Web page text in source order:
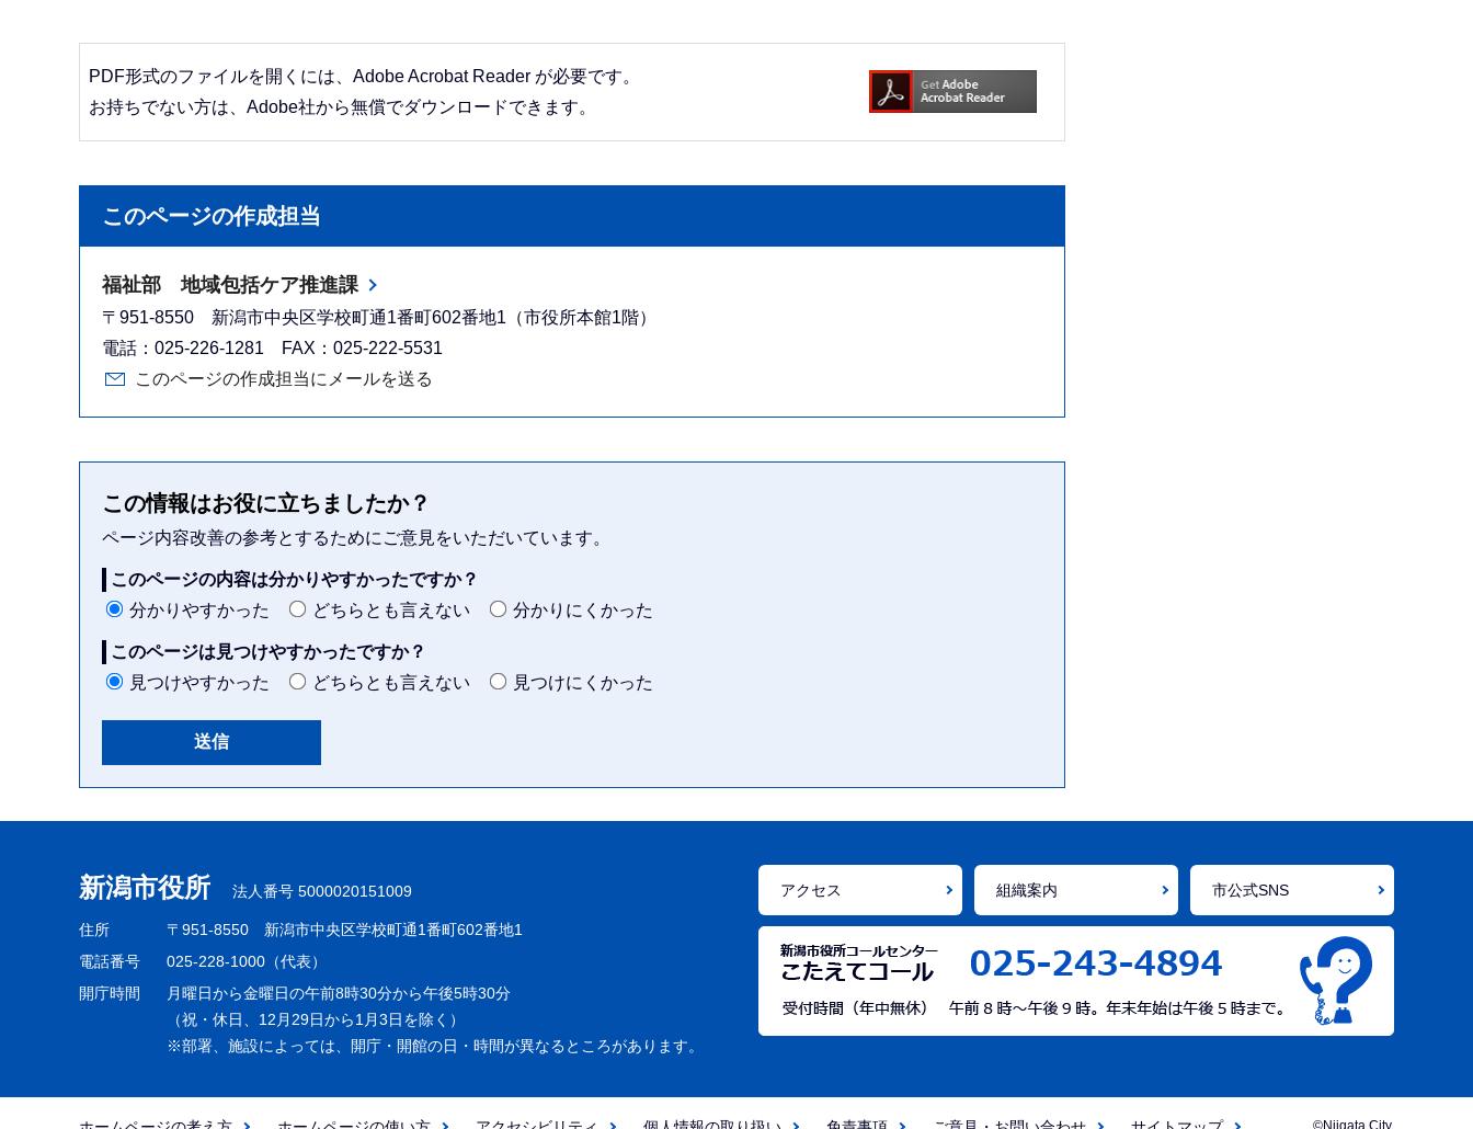
PDF形式のファイルを開くには、Adobe Acrobat Reader が必要です。
お持ちでない方は、Adobe社から無償でダウンロードできます。
このページの作成担当
福祉部 地域包括ケア推進課
〒951-8550 新潟市中央区学校町通1番町602番地1（市役所本館1階）
電話：025-226-1281 FAX：025-222-5531
このページの作成担当にメールを送る
この情報はお役に立ちましたか？
ページ内容改善の参考とするためにご意見をいただいています。
このページの内容は分かりやすかったですか？
分かりやすかった
どちらとも言えない 分かりにくかった
このページは見つけやすかったですか？
見つけやすかった
どちらとも言えない 見つけにくかった
こ
ま
で
新潟市役所 法人番号 5000020151009
住所 〒951-8550 新潟市中央区学校町通1番町602番地1
電話番号
025-228-1000（代表）
開庁時間
月曜日から金曜日の午前8時30分から午後5時30分
（祝・休日、12月29日から1月3日を除く）
※部署、施設によっては、開庁・開館の日・時間が異なるところがあります。
アクセス 組織案内 市公式SNS
©Niigata City.